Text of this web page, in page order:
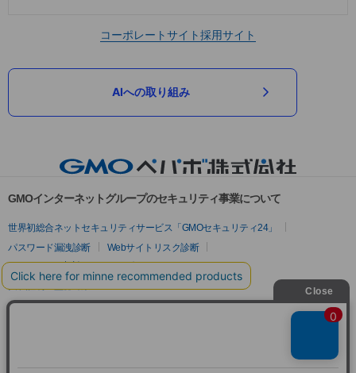
コーポレートサイト採用サイト
AIへの取り組み
GMOインターネットグループのセキュリティ事業について
世界初総合ネットセキュリティサービス「GMOセキュリティ24」
パスワード漏洩診断
Webサイトリスク診断
セキュリティ相談AIチャットボット
実在証明・盗聴対策
サイバー攻撃対策（GMOサイバーセキュリティ byイエラエ）